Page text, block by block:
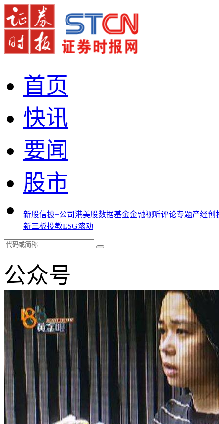
首页
快讯
要闻
股市
新股信披+公司港美股数据基金金融视听评论专题产经创
新三板投教ESG滚动
公众号